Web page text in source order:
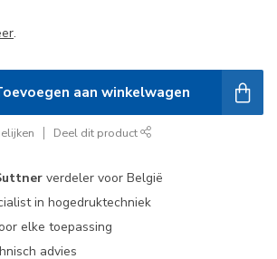
.
aan winkelwagen
Deel dit product
verdeler voor België
in hogedruktechniek
elke toepassing
advies